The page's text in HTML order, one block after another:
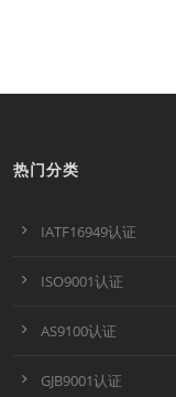
热门分类
IATF16949认证
ISO9001认证
AS9100认证
GJB9001认证